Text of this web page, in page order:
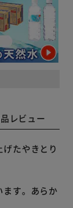
レビュー
たやきとり
す。あらか